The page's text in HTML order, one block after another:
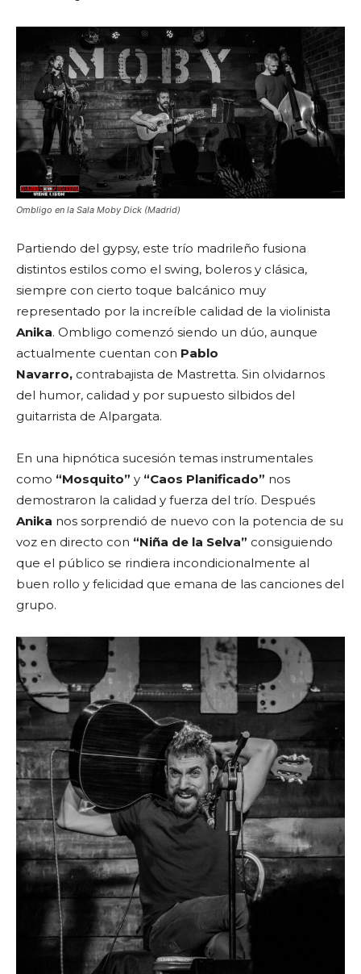
Ombligo en la Sala Moby Dick (Madrid)
Partiendo del gypsy, este trío madrileño fusiona
distintos estilos como el swing, boleros y clásica,
siempre con cierto toque balcánico muy
representado por la increíble calidad de la violinista
Anika. Ombligo comenzó siendo un dúo, aunque
actualmente cuentan con Pablo
Navarro, contrabajista de Mastretta. Sin olvidarnos
del humor, calidad y por supuesto silbidos del
guitarrista de Alpargata.
En una hipnótica sucesión temas instrumentales
como “Mosquito” y “Caos Planificado” nos
demostraron la calidad y fuerza del trío. Después
Anika nos sorprendió de nuevo con la potencia de su
voz en directo con “Niña de la Selva” consiguiendo
que el público se rindiera incondicionalmente al
buen rollo y felicidad que emana de las canciones del
grupo.